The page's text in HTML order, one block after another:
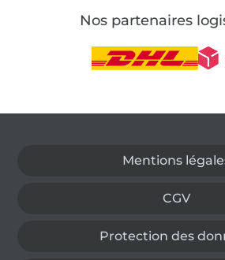
Nos partenaires
Mentions
CGV
Protection des